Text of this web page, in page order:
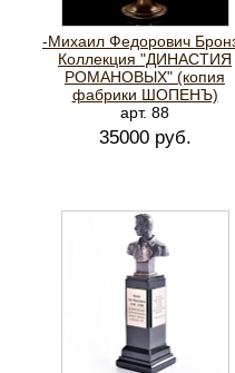
-Михаил Федорович
Коллекция "ДИНАСТИЯ
РОМАНОВЫХ" (копия
фабрики ШОПЕНЪ)
арт. 88
35000 руб.